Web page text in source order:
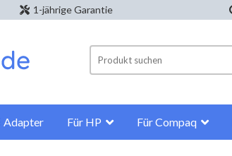
1-jährige Garantie
Adapter Für HP Für Compaq